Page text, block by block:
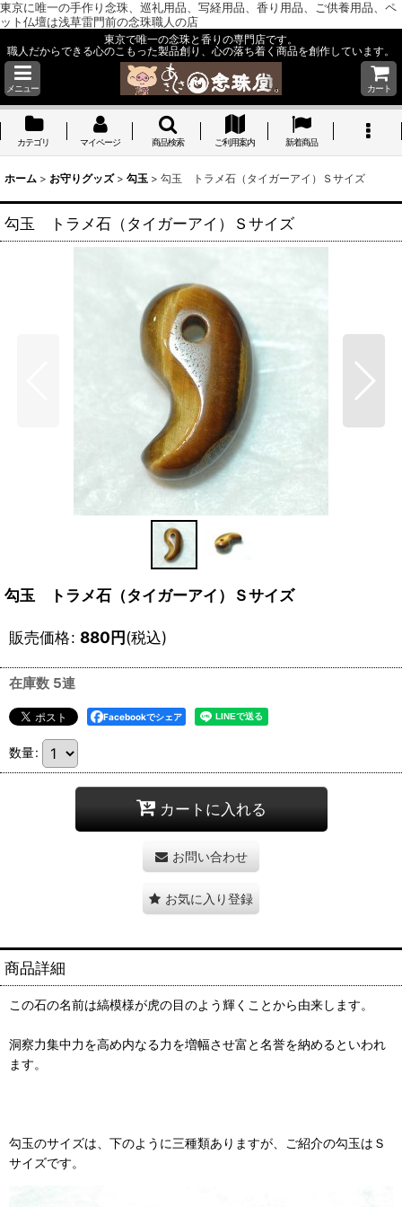
東京に唯一の手作り念珠、巡礼用品、写経用品、香り用品、ご供養用品、ペ
ット仏壇は浅草雷門前の念珠職人の店
東京で唯一の念珠と香りの専門店です。
職人だからできる心のこもった製品創り、心の落ち着く商品を創作しています。
メニュー カート
カテゴリ マイページ 商品検索 ご利用案内 新着商品
ホーム > お守りグッズ > 勾玉 > 勾玉 トラメ石（タイガーアイ）Ｓサイズ
勾玉 トラメ石（タイガーアイ）Ｓサイズ
勾玉 トラメ石（タイガーアイ）Ｓサイズ
販売価格: 880円(税込)
在庫数 5連
Facebookでシェア
数量:
カートに入れる
お問い合わせ
お気に入り登録
商品詳細
この石の名前は縞模様が虎の目のよう輝くことから由来します。
洞察力集中力を高め内なる力を増幅させ富と名誉を納めるといわれ
ます。
勾玉のサイズは、下のように三種類ありますが、ご紹介の勾玉はＳ
サイズです。